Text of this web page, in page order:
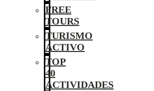
FREE
TOURS
TURISMO
ACTIVO
TOP
40
ACTIVIDADES